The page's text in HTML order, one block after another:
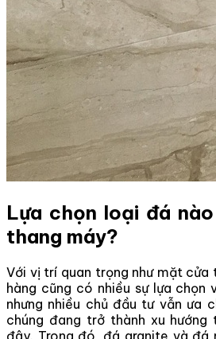
Lựa chọn loại đá
thang máy?
Với vị trí quan trọng như mặt cửa
hàng cũng có nhiều sự lựa chọn
nhưng nhiều chủ đầu tư vẫn ưa
chúng đang trở thành xu hướng
đây. Trong đó, đá granite và đá